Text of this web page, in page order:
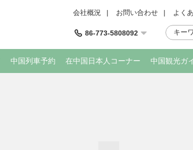
会社概況 | お問い合わせ | よく
86-773-5808092
中国列車予約 在中国日本人コーナー 中国観光ガ